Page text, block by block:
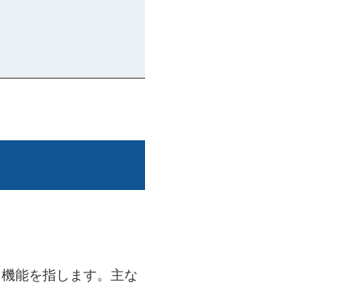
能を指します。主な